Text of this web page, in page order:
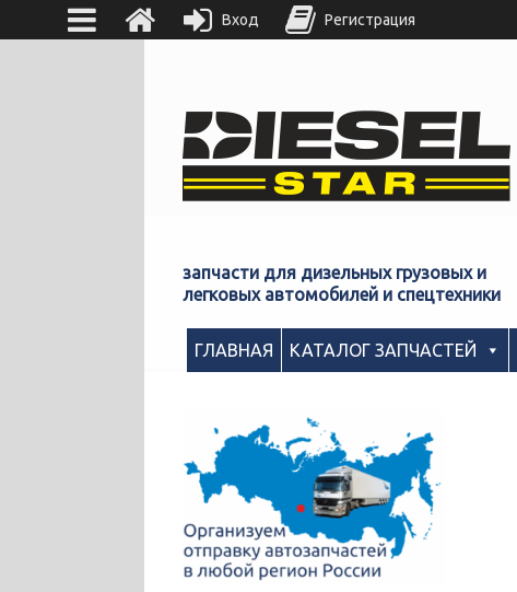
запчасти для дизельных грузовых и
легковых автомобилей и спецтехники
ГЛАВНАЯ КАТАЛОГ ЗАПЧАСТЕЙ
Вход Регистрация